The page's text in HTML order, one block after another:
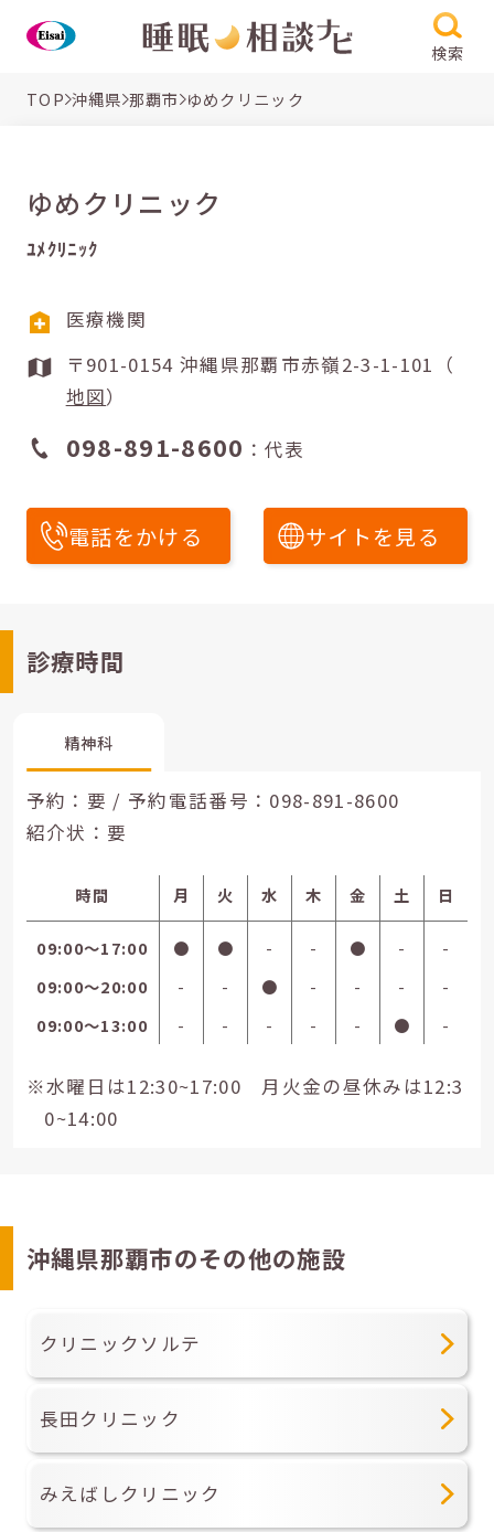
検索
TOP 沖縄県 那覇市 ゆめクリニック
ゆめクリニック
ﾕﾒｸﾘﾆｯｸ
医療機関
〒901-0154 沖縄県那覇市赤嶺2-3-1-101（
地図）
098-891-8600 ：代表
電話をかける サイトを見る
診療時間
精神科
予約：要 / 予約電話番号： 098-891-8600
紹介状：要
時間 月 火 水 木 金 土 日
09:00〜17:00 ● ● - - ● -
-
09:00〜20:00
- - ● - - -
-
09:00〜13:00
- - - - - ● -
※水曜日は12:30~17:00 月火金の昼休みは12:3
0~14:00
沖縄県那覇市のその他の施設
クリニックソルテ
長田クリニック
みえばしクリニック